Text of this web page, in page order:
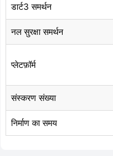
डार्ट3 समर्थन
नल सुरक्षा समर्थन
प्लेटफ़ॉर्म
संस्करण संख्या
निर्माण का समय